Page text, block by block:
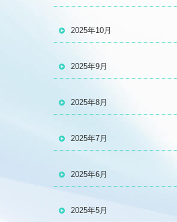
2025年10月
2025年9月
2025年8月
2025年7月
2025年6月
2025年5月